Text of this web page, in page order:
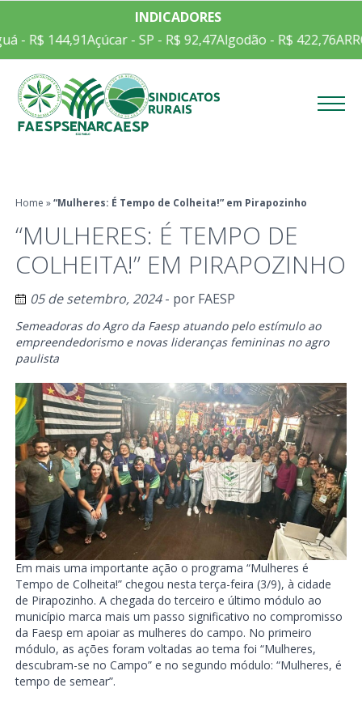
INDICADORES
144,91 Açúcar - SP - R$ 92,47Algodão - R$ 422,76 ARROZ
Home »“Mulheres: É Tempo de Colheita!” em Pirapozinho
“MULHERES: É TEMPO DE
COLHEITA!” EM PIRAPOZINHO
05 de setembro, 2024- por FAESP
Semeadoras do Agro da Faesp atuando pelo estímulo ao
empreendedorismo e novas lideranças femininas no agro
paulista
Em mais uma importante ação o programa “Mulheres é
Tempo de Colheita!” chegou nesta terça-feira (3/9), à cidade
de Pirapozinho. A chegada do terceiro e último módulo ao
município marca mais um passo significativo no compromisso
da Faesp em apoiar as mulheres do campo. No primeiro
módulo, as ações foram voltadas ao tema foi “Mulheres,
descubram-se no Campo” e no segundo módulo: “Mulheres, é
tempo de semear”.